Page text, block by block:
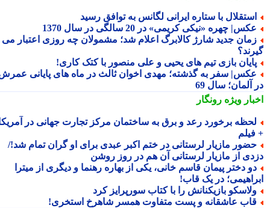
با ستاره ایرانی لگانس به توافق رسید
چهره «نیکی کریمی» در 20 سالگی در سال 1370
جدید شارژ کالابرگ اعلام شد؛ مشمولان چه روزی اعتبار می
بازی تیم های یحیی و علی منصور با کتک کاری!
سفر به گذشته؛ مهدی اخوان ثالث در ماه های پایانی عمرش
آلمان؛ سال 69
ویژهرونگار
برخورد رعد و برق به ساختمان مرکز تجارت جهانی در آمریکا
مازیار لرستانی در ختم اکبر عبدی برای او گران تمام شد!/
از مازیار لرستانی آن هم در روز روشن
دختر پیمان قاسم خانی، یکی از بهاره رهنما و دیگری از میترا
در یک قاب!
بازیکنانش را با کتاب سورپرایز کرد
عاشقانه و پست متفاوت همسر شاهرخ استخری!